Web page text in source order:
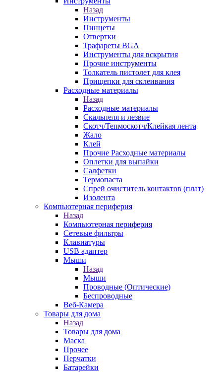
Назад
Инструменты
Пинцеты
Отвертки
Трафареты BGA
Инструменты для вскрытия
Прочие инструменты
Толкатель пистолет для клея
Прищепки для склеивания
Расходные материалы
Назад
Расходные материалы
Скальпеля и лезвие
Скотч/Тепмоскотч/Клейкая лента
Жало
Клей
Прочие Расходные материалы
Оплетки для выпайки
Салфетки
Термопаста
Спрей очиститель контактов (плат)
Изолента
Компьютерная периферия
Назад
Компьютерная периферия
Сетевые фильтры
Клавиатуры
USB адаптер
Мыши
Назад
Мыши
Проводные (Оптические)
Беспроводные
Веб-Камера
Товары для дома
Назад
Товары для дома
Маска
Прочее
Перчатки
Батарейки